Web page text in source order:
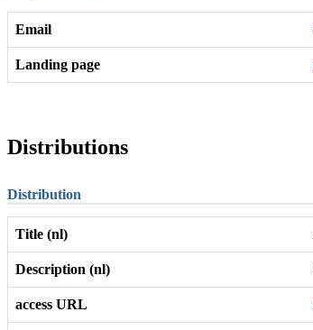
Email
Landing page
Distributions
Distribution
Title (nl)
Description (nl)
access URL